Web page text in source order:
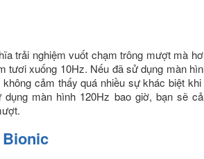
trải nghiệm vuốt chạm trông mượt mà
tươi xuống 10Hz. Nếu đã sử dụng màn
cảm thấy quá nhiều sự khác biệt
màn hình 120Hz bao giờ, bạn sẽ
Bionic